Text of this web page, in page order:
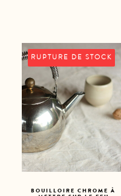
RUPTURE DE STOCK
BOUILLOIRE CHROME À